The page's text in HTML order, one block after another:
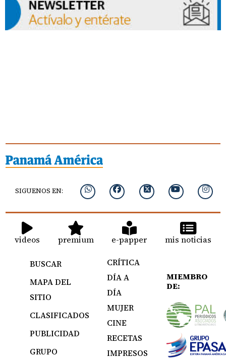
SIGUENOS EN:
videos premium e-papper mis noticias
BUSCAR
MAPA DEL
SITIO
CLASIFICADOS
PUBLICIDAD
GRUPO
CRÍTICA
DÍA A
DÍA
MUJER
CINE
RECETAS
IMPRESOS
MIEMBRO
DE: